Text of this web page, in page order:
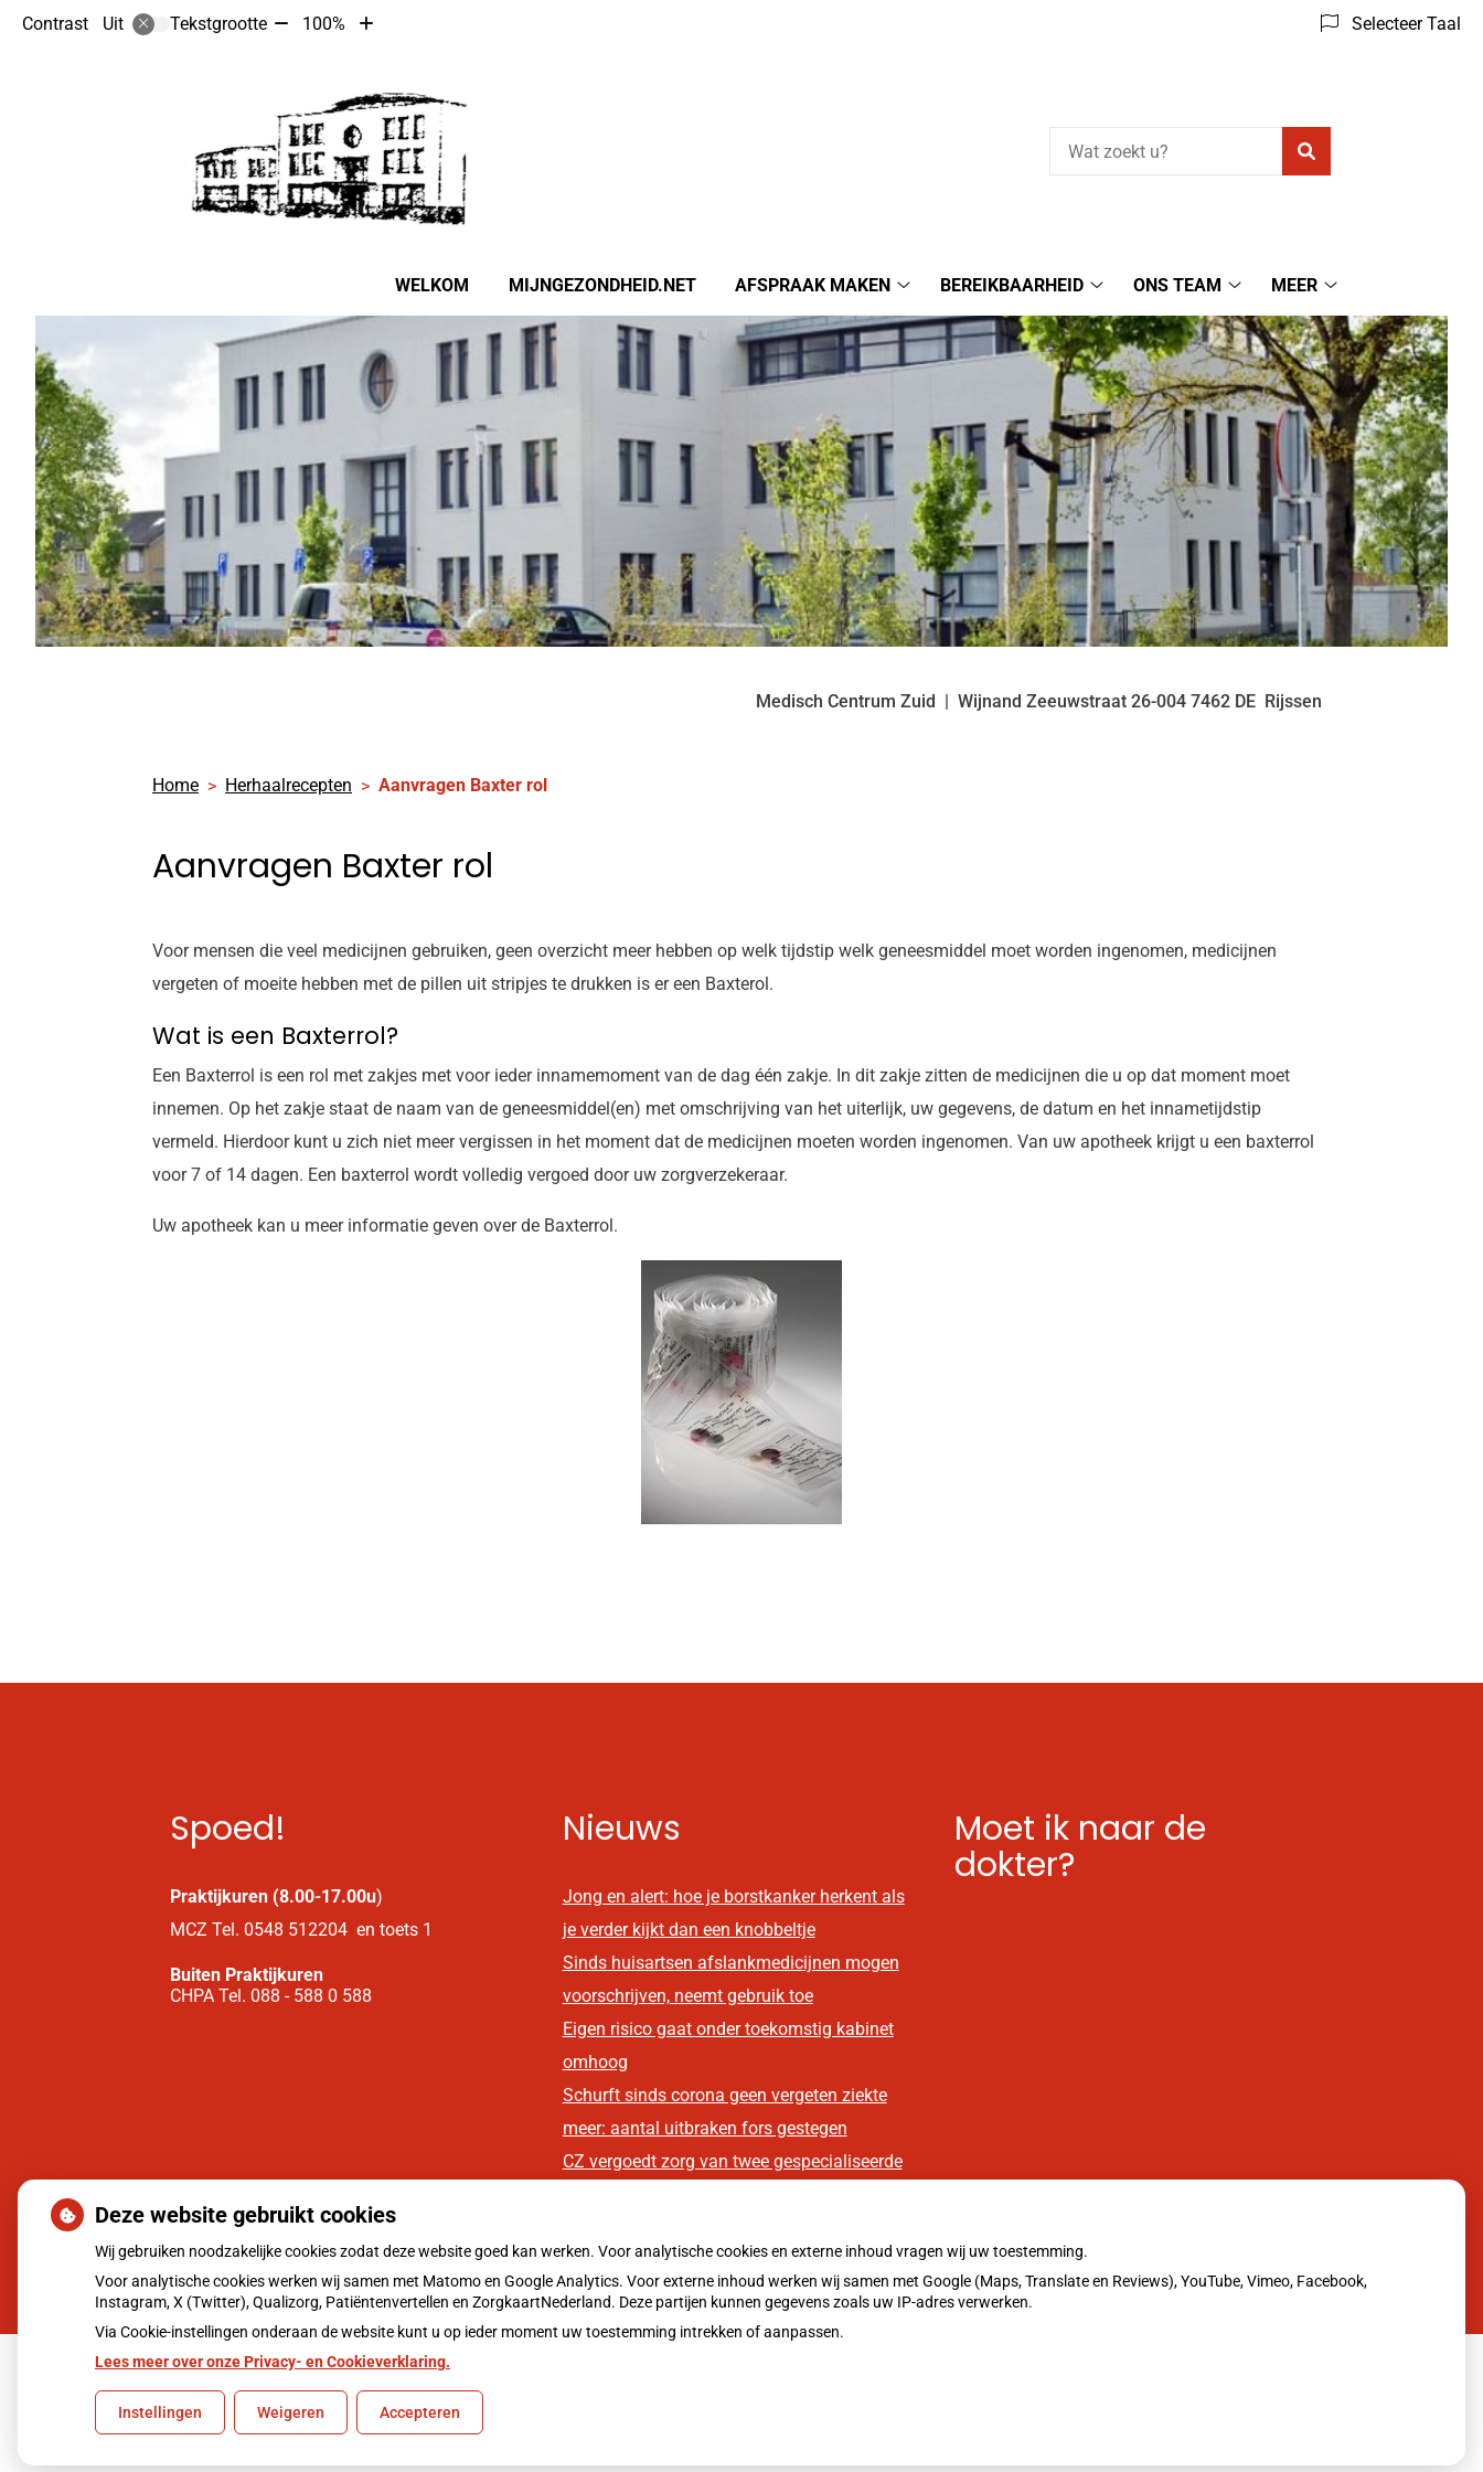
Contrast Uit Tekstgrootte Tekst100%
Tekst
10%
Selecteer Taal
WELKOM MIJNGEZONDHEID.NET
AFSPRAAK MAKEN
maken
submenu
BEREIKBAARHEID
submenu
ONS TEAM
Team
submenu
MEER
submenu
Medisch Centrum Zuid Wijnand Zeeuwstraat 26-004 7462 DE Rijssen
Home Herhaalrecepten Aanvragen Baxter rol
Aanvragen Baxter rol
Voor mensen die veel medicijnen gebruiken, geen overzicht meer hebben op welk tijdstip welk geneesmiddel moet worden ingenomen, medicijnen
vergeten of moeite hebben met de pillen uit stripjes te drukken is er een Baxterol.
Wat is een Baxterrol?
Een Baxterrol is een rol met zakjes met voor ieder innamemoment van de dag één zakje. In dit zakje zitten de medicijnen die u op dat moment moet
innemen. Op het zakje staat de naam van de geneesmiddel(en) met omschrijving van het uiterlijk, uw gegevens, de datum en het innametijdstip
vermeld. Hierdoor kunt u zich niet meer vergissen in het moment dat de medicijnen moeten worden ingenomen. Van uw apotheek krijgt u een baxterrol
voor 7 of 14 dagen. Een baxterrol wordt volledig vergoed door uw zorgverzekeraar.
Uw apotheek kan u meer informatie geven over de Baxterrol.
Spoed!
Praktijkuren (8.00-17.00u)
MCZ Tel. 0548 512204 en toets 1
Buiten Praktijkuren
CHPA Tel. 088 - 588 0 588
Nieuws
Jong en alert: hoe je borstkanker herkent als
je verder kijkt dan een knobbeltje
Sinds huisartsen afslankmedicijnen mogen
voorschrijven, neemt gebruik toe
Eigen risico gaat onder toekomstig kabinet
omhoog
Schurft sinds corona geen vergeten ziekte
meer: aantal uitbraken fors gestegen
CZ vergoedt zorg van twee gespecialiseerde
Moet ik naar de
dokter?
Uw Zorg Online|Beheer
Deze website gebruikt cookies
Wij gebruiken noodzakelijke cookies zodat deze website goed kan werken. Voor analytische cookies en externe inhoud vragen wij uw toestemming.
Voor analytische cookies werken wij samen met Matomo en Google Analytics. Voor externe inhoud werken wij samen met Google (Maps, Translate en Reviews), YouTube, Vimeo, Facebook,
Instagram, X (Twitter), Qualizorg, Patiëntenvertellen en ZorgkaartNederland. Deze partijen kunnen gegevens zoals uw IP-adres verwerken.
Via Cookie-instellingen onderaan de website kunt u op ieder moment uw toestemming intrekken of aanpassen.
Lees meer over onze Privacy- en Cookieverklaring.
Instellingen Weigeren Accepteren